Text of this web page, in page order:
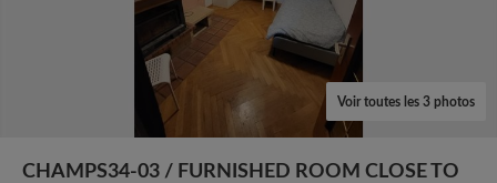
Voir toutes les 3 photos
CHAMPS34-03 / FURNISHED ROOM CLOSE TO